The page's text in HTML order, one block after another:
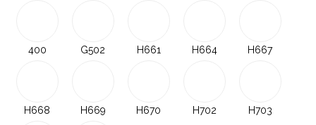
400 G502 H661 H664 H667
H668 H669 H670 H702 H703